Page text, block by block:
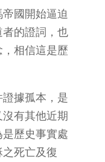
國開始逼迫
的證詞，也
相信這是歷
據孤本，是
有其他近期
歷史事實處
死亡及復